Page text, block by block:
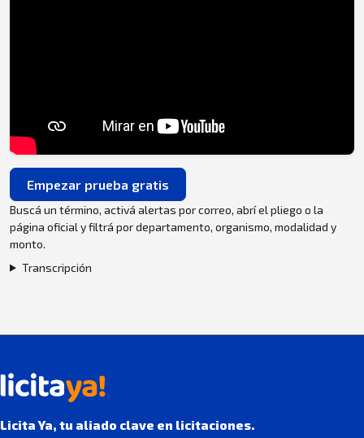
Empezar prueba gratis
Buscá un término, activá alertas por correo, abrí el pliego o la
página oficial y filtrá por departamento, organismo, modalidad y
monto.
Transcripción
Licita Ya, tu aliado clave en licitaciones.